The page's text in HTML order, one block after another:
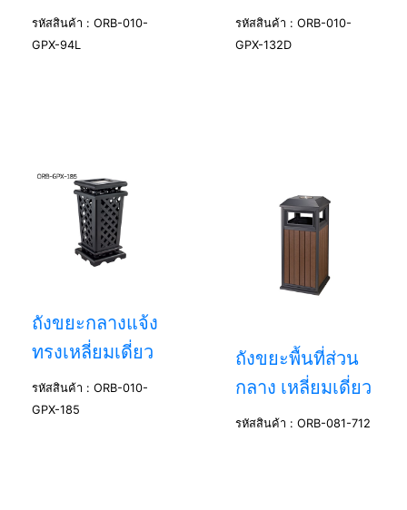
รหัสสินค้า : ORB-010-
GPX-94L
รหัสสินค้า : ORB-010-
GPX-132D
ถังขยะกลางแจ้ง
ทรงเหลี่ยมเดี่ยว
รหัสสินค้า : ORB-010-
GPX-185
ถังขยะพื้นที่ส่วน
กลาง เหลี่ยมเดี่ยว
รหัสสินค้า : ORB-081-712